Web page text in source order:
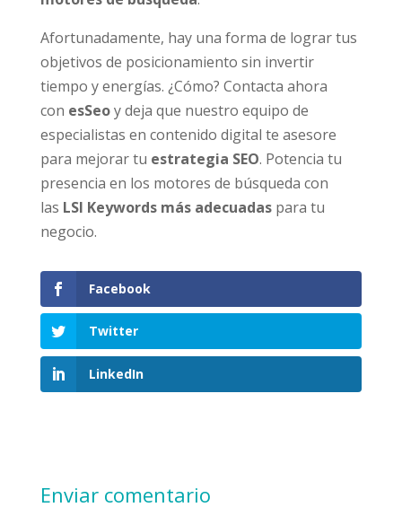
Afortunadamente, hay una forma de lograr tus
objetivos de posicionamiento sin invertir
tiempo y energías. ¿Cómo? Contacta ahora
con esSeoy deja que nuestro equipo de
especialistas en contenido digital te asesore
para mejorar tu estrategia SEO. Potencia tu
presencia en los motores de búsqueda con
las LSI Keywords más adecuadaspara tu
negocio.
Facebook
Twitter
LinkedIn
Enviar comentario